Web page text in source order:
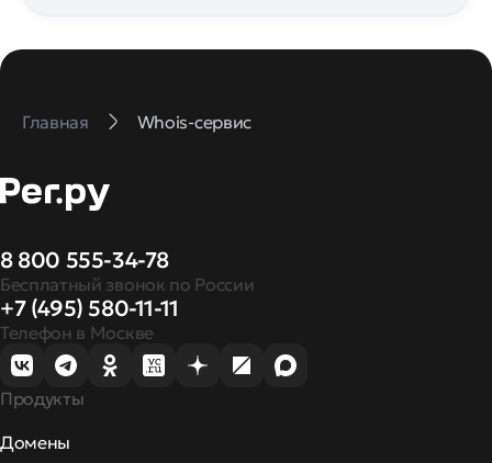
Главная Whois-сервис
8 800 555-34-78
Бесплатный звонок по России
+7 (495) 580-11-11
Телефон в Москве
Продукты
Домены